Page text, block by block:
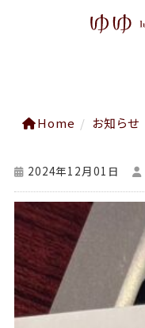
Home / お知らせ
2024年12月01日